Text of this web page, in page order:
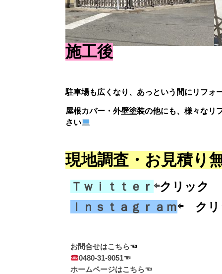
施工後
駐車場も広くなり、あっという間にリフォ
屋根カバー・外壁塗装の他にも、様々なリ
さい
現地調査・お見積り
Ｔｗｉｔｔｅｒ ⇦クリック
Ｉｎｓｔａｇｒａｍ⇦ クリ
お問合せはこちら
0480-31-9051☜
ホームページはこちら☜